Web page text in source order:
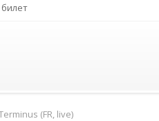
(FR, live)